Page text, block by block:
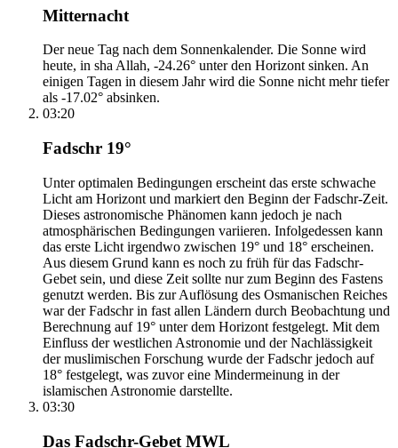
Mitternacht
Der neue Tag nach dem Sonnenkalender. Die Sonne wird
heute, in sha Allah, -24.26° unter den Horizont sinken. An
einigen Tagen in diesem Jahr wird die Sonne nicht mehr tiefer
als -17.02° absinken.
03:20
Fadschr 19°
Unter optimalen Bedingungen erscheint das erste schwache
Licht am Horizont und markiert den Beginn der Fadschr-Zeit.
Dieses astronomische Phänomen kann jedoch je nach
atmosphärischen Bedingungen variieren. Infolgedessen kann
das erste Licht irgendwo zwischen 19° und 18° erscheinen.
Aus diesem Grund kann es noch zu früh für das Fadschr-
Gebet sein, und diese Zeit sollte nur zum Beginn des Fastens
genutzt werden. Bis zur Auflösung des Osmanischen Reiches
war der Fadschr in fast allen Ländern durch Beobachtung und
Berechnung auf 19° unter dem Horizont festgelegt. Mit dem
Einfluss der westlichen Astronomie und der Nachlässigkeit
der muslimischen Forschung wurde der Fadschr jedoch auf
18° festgelegt, was zuvor eine Mindermeinung in der
islamischen Astronomie darstellte.
03:30
Das Fadschr-Gebet MWL